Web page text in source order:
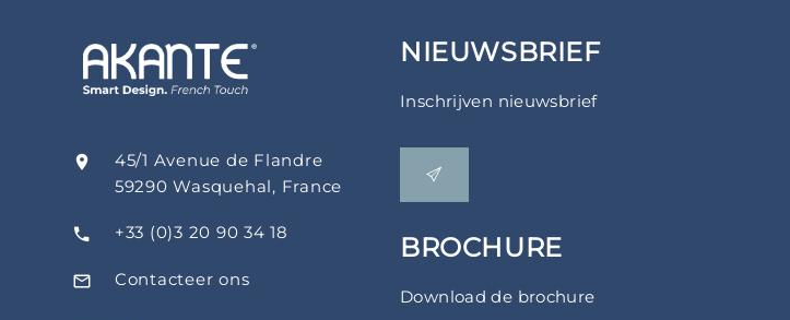
45/1 Avenue de Flandre
59290 Wasquehal, France
+33 (0)3 20 90 34 18
Contacteer ons
NIEUWSBRIEF
Inschrijven nieuwsbrief
BROCHURE
Download de brochure